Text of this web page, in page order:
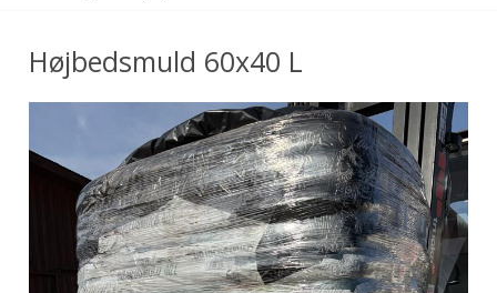
Højbedsmuld 60x40 L